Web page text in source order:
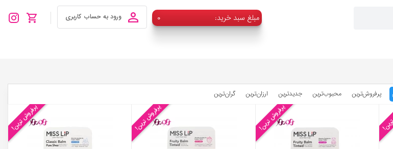
۰ :مبلغ سبد خرید ورود به حساب کاربری
پرفروش‌ترین محبوب‌‌ترین جدیدترین ارزان‌ترین گران‌ترین
پرفروش ترین! پرفروش ترین! پرفروش ترین!